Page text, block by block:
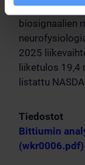
biosignaalien
2025
liiketulos 19,4
listattu
Tiedostot
Bittiumin
(wkr0006.pdf)